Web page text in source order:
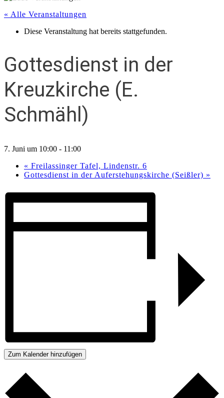
« Alle Veranstaltungen
Diese Veranstaltung hat bereits stattgefunden.
Gottesdienst in der
Kreuzkirche (E.
Schmähl)
7. Juni um 10:00 - 11:00
« Freilassinger Tafel, Lindenstr. 6
Gottesdienst in der Auferstehungskirche (Seißler) »
Zum Kalender hinzufügen